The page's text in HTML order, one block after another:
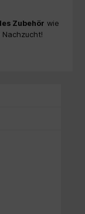
Zubehör wie